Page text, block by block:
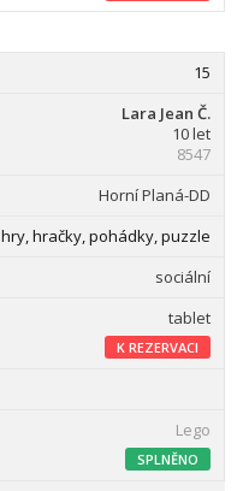
15
Lara Jean Č.
10 let
8547
Horní Planá-DD
hry, hračky, pohádky, puzzle
sociální
tablet
K REZERVACI
Lego
SPLNĚNO